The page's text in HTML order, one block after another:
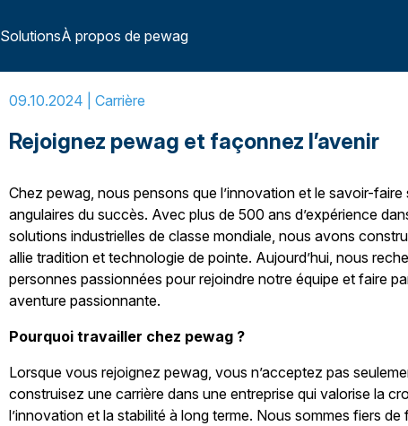
SolutionsÀ propos de pewag
09.10.2024 | Carrière
Rejoignez pewag et façonnez l’avenir
Chez pewag, nous pensons que l’innovation et le savoir-faire
angulaires du succès. Avec plus de 500 ans d’expérience
solutions industrielles de classe mondiale, nous avons
allie tradition et technologie de pointe. Aujourd’hui, nous
personnes passionnées pour rejoindre notre équipe et faire
aventure passionnante.
Pourquoi travailler chez pewag ?
Lorsque vous rejoignez pewag, vous n’acceptez pas
construisez une carrière dans une entreprise qui valorise la
l’innovation et la stabilité à long terme. Nous sommes fiers de